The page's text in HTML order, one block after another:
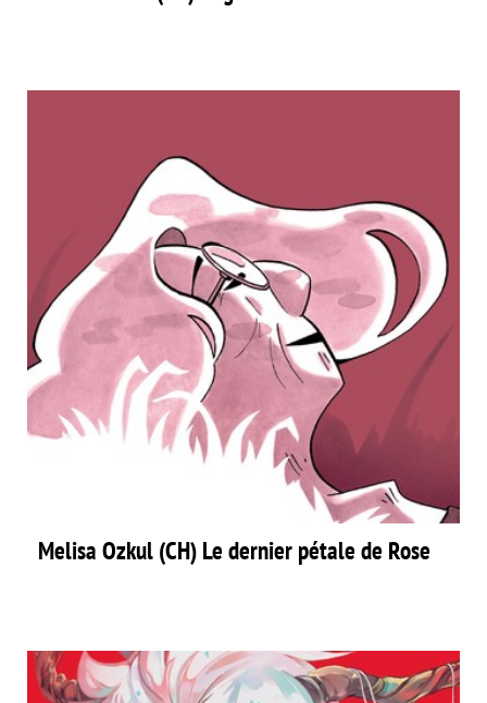
Melisa Ozkul (CH) Le dernier pétale de Rose